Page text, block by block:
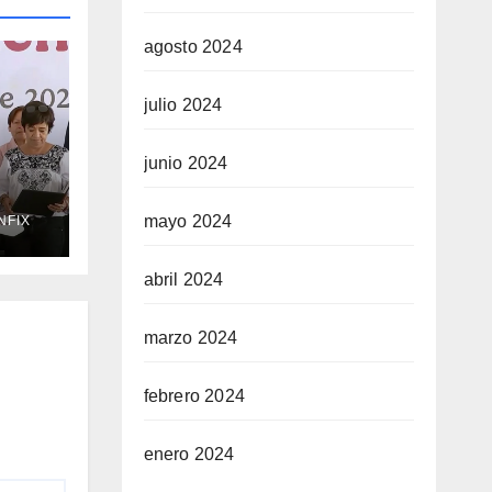
agosto 2024
julio 2024
junio 2024
mayo 2024
abril 2024
marzo 2024
febrero 2024
enero 2024